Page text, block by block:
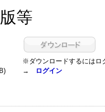
等
※ダウンロードするにはロ
→
ログイン